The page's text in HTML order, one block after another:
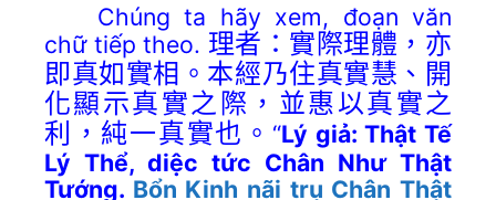
Chúng ta hãy xem, đoạn văn
chữ tiếp theo. 理者：實際理體，亦
即真如實相。本經乃住真實慧、開
化顯示真實之際，並惠以真實之
利，純一真實也。 “Lý giả: Thật Tế
Lý Thể, diệc tức Chân Như Thật
Tướng. Bổn Kinh nãi trụ Chân Thật